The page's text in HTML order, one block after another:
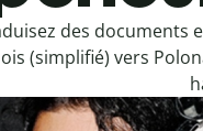
des documents
(simplifié) vers